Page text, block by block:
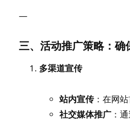
—
三、活动推广策略：确
多渠道宣传
站内宣传：在网
社交媒体推广 ：